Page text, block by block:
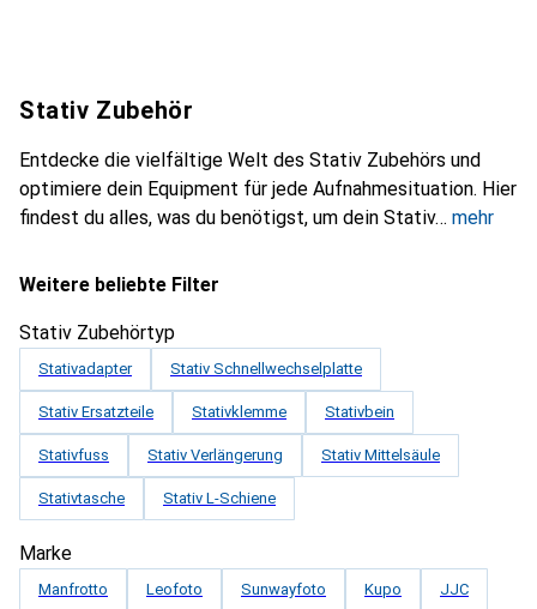
Stativ Zubehör
Entdecke die vielfältige Welt des Stativ Zubehörs und
optimiere dein Equipment für jede Aufnahmesituation. Hier
findest du alles, was du benötigst, um dein Stativ
mehr
Weitere beliebte Filter
Stativ Zubehörtyp
Stativadapter Stativ Schnellwechselplatte
Stativ Ersatzteile Stativklemme Stativbein
Stativfuss Stativ Verlängerung Stativ Mittelsäule
Stativtasche Stativ L-Schiene
Marke
Manfrotto Leofoto Sunwayfoto Kupo JJC